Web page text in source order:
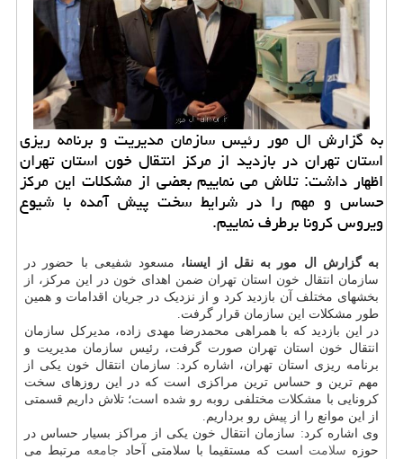
به گزارش ال مور رئیس سازمان مدیریت و برنامه ریزی
استان تهران در بازدید از مركز انتقال خون استان تهران
اظهار داشت: تلاش می نماییم بعضی از مشكلات این مركز
حساس و مهم را در شرایط سخت پیش آمده با شیوع
ویروس كرونا برطرف نماییم.
به گزارش ال مور به نقل از ایسنا، مسعود شفیعی با حضور در
سازمان انتقال خون استان تهران ضمن اهدای خون در این مرکز، از
بخشهای مختلف آن بازدید کرد و از نزدیک در جریان اقدامات و همین
طور مشکلات این سازمان قرار گرفت.
در این بازدید که با همراهی محمدرضا مهدی زاده، مدیرکل سازمان
انتقال خون استان تهران صورت گرفت، رئیس سازمان مدیریت و
برنامه ریزی استان تهران، اشاره کرد: سازمان انتقال خون یکی از
مهم ترین و حساس ترین مراکزی است که در این روزهای سخت
کرونایی با مشکلات مختلفی روبه رو شده است؛ تلاش داریم قسمتی
از این موانع را از پیش رو برداریم.
وی اشاره کرد: سازمان انتقال خون یکی از مراکز بسیار حساس در
حوزه سلامت است که مستقیما با سلامتی آحاد جامعه مرتبط می